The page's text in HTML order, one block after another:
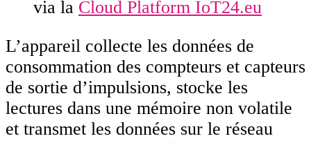
via la Cloud Platform IoT24.eu
L’appareil collecte les données de
consommation des compteurs et capteurs
de sortie d’impulsions, stocke les
lectures dans une mémoire non volatile
et transmet les données sur le réseau